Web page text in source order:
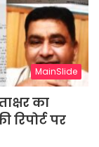
MainSlide
का
पर